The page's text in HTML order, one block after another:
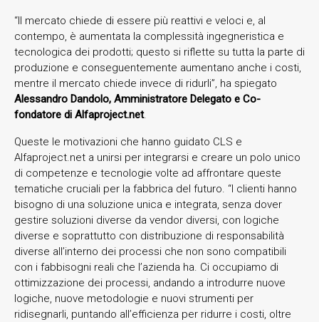
“Il mercato chiede di essere più reattivi e veloci e, al
contempo, è aumentata la complessità ingegneristica e
tecnologica dei prodotti; questo si riflette su tutta la parte di
produzione e conseguentemente aumentano anche i costi,
mentre il mercato chiede invece di ridurli”, ha spiegato
Alessandro Dandolo, Amministratore Delegato e Co-
fondatore di Alfaproject.net.
Queste le motivazioni che hanno guidato CLS e
Alfaproject.net a unirsi per integrarsi e creare un polo unico
di competenze e tecnologie volte ad affrontare queste
tematiche cruciali per la fabbrica del futuro. “I clienti hanno
bisogno di una soluzione unica e integrata, senza dover
gestire soluzioni diverse da vendor diversi, con logiche
diverse e soprattutto con distribuzione di responsabilità
diverse all’interno dei processi che non sono compatibili
con i fabbisogni reali che l’azienda ha. Ci occupiamo di
ottimizzazione dei processi, andando a introdurre nuove
logiche, nuove metodologie e nuovi strumenti per
ridisegnarli, puntando all’efficienza per ridurre i costi, oltre